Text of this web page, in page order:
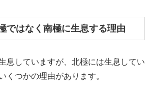
ではなく南極に生息する理由
息していますが、北極には生息してい
くつかの理由があります。